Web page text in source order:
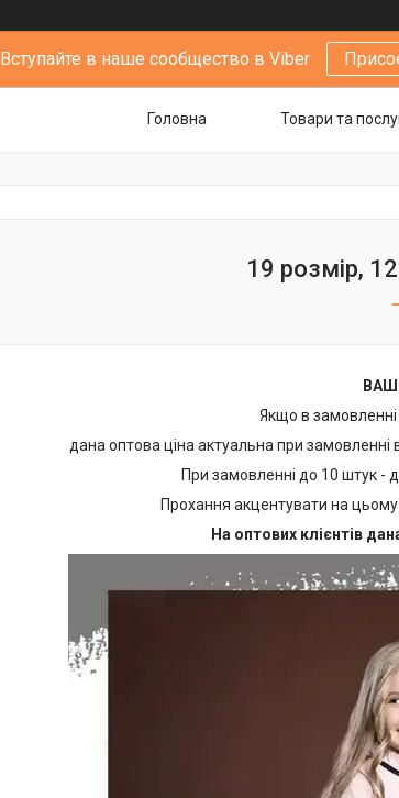
Вступайте в наше сообщество в Viber
Головна Товари та
19 розмір,
Якщо в замовленні
дана оптова ціна актуальна при замовленні
При замовленні до 10 штук -
Прохання акцентувати на
На оптових клієнтів